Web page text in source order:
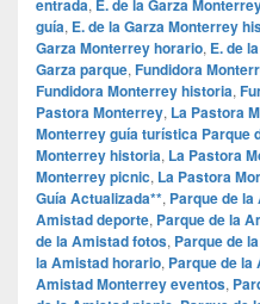
entrada, E. de la Garza
guía, E. de la Garza Monterrey
Garza Monterrey horario, E. de
Garza parque, Fundidora
Fundidora Monterrey historia,
Pastora Monterrey, La Pastora
Monterrey guía turística Parque
Monterrey historia, La Pastora
Monterrey picnic, La Pastora
Guía Actualizada**, Parque de
Amistad deporte, Parque de la
de la Amistad fotos, Parque de
la Amistad horario, Parque de
Amistad Monterrey eventos,